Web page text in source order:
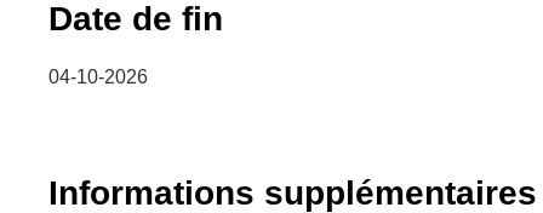
Date de fin
04-10-2026
Informations supplémentaires